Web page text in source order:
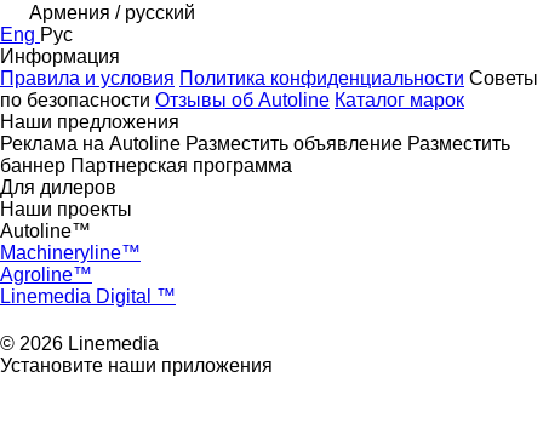
Армения / русский
Eng Рус
Информация
Правила и условия Политика конфиденциальности Советы
по безопасности Отзывы об Autoline Каталог марок
Наши предложения
Реклама на Autoline Разместить объявление Разместить
баннер Партнерская программа
Для дилеров
Наши проекты
Autoline™
Machineryline™
Agroline™
Linemedia Digital ™
© 2026 Linemedia
Установите наши приложения